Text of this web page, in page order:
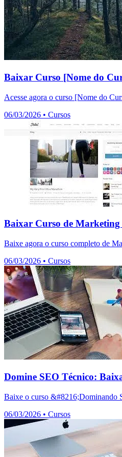
Baixar Curso [Nome do
Acesse agora o curso [Nome do
06/03/2026 • Cursos
Baixar Curso de
Baixe agora o curso completo de
06/03/2026 • Cursos
Domine SEO Técnico:
Baixe o curso &#8216;Dominando
06/03/2026 • Cursos